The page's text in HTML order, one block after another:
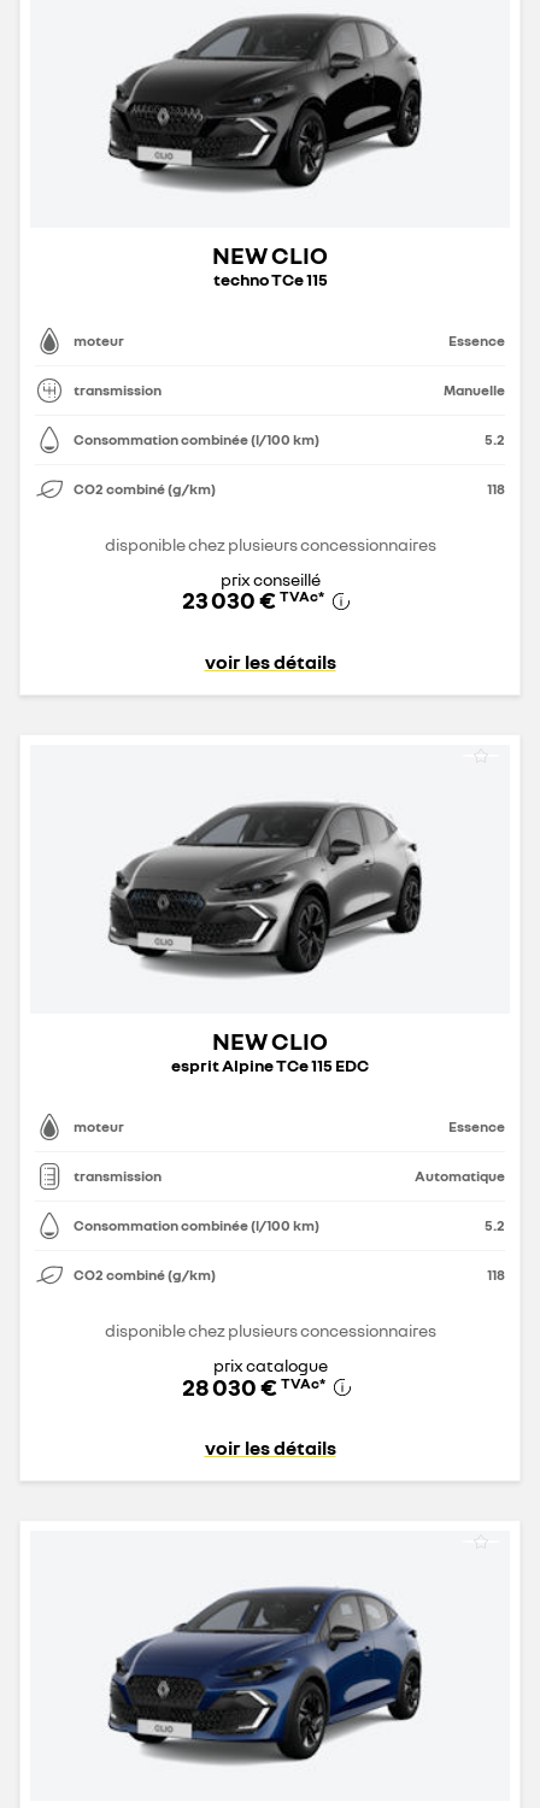
NEW CLIO
techno TCe 115
moteur Essence
transmission Manuelle
Consommation combinée (l/100 km) 5.2
CO2 combiné (g/km) 118
disponible chez plusieurs concessionnaires
prix conseillé
23 030 € TVAc*
voir les détails
NEW CLIO
esprit Alpine TCe 115 EDC
moteur Essence
transmission Automatique
Consommation combinée (l/100 km) 5.2
CO2 combiné (g/km) 118
disponible chez plusieurs concessionnaires
prix catalogue
28 030 € TVAc*
voir les détails